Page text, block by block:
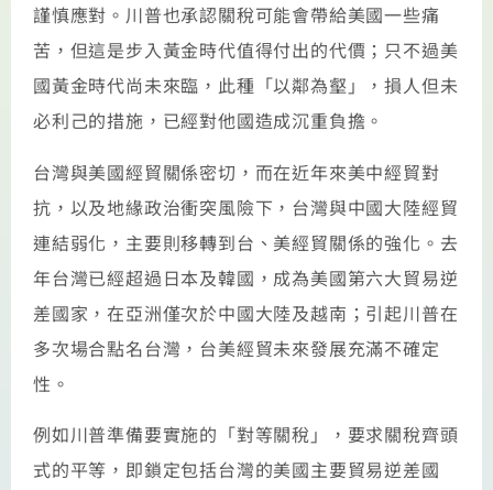
謹慎應對。川普也承認關稅可能會帶給美國一些痛
苦，但這是步入黃金時代值得付出的代價；只不過美
國黃金時代尚未來臨，此種「以鄰為壑」，損人但未
必利己的措施，已經對他國造成沉重負擔。
台灣與美國經貿關係密切，而在近年來美中經貿對
抗，以及地緣政治衝突風險下，台灣與中國大陸經貿
連結弱化，主要則移轉到台、美經貿關係的強化。去
年台灣已經超過日本及韓國，成為美國第六大貿易逆
差國家，在亞洲僅次於中國大陸及越南；引起川普在
多次場合點名台灣，台美經貿未來發展充滿不確定
性。
例如川普準備要實施的「對等關稅」，要求關稅齊頭
式的平等，即鎖定包括台灣的美國主要貿易逆差國